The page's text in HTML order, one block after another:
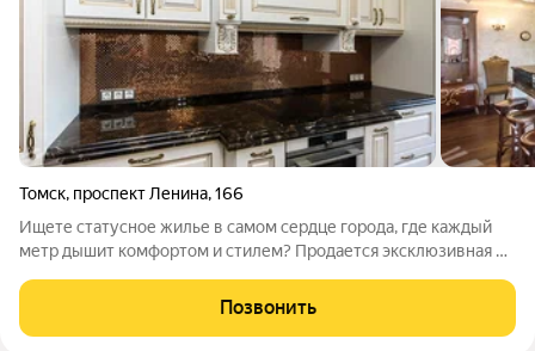
Томск, проспект Ленина,166
Ищете статусное жилье в самом сердце города, где каждый
метр дышит комфортом и стилем? Продается эксклюзивная 5-
классического красного кирпича. Это идеальный вариант для
большой семьи и тех, кто
Позвонить